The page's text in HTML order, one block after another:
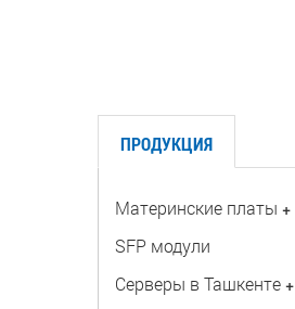
ПРОДУКЦИЯ
Материнские платы +
SFP модули
Серверы в Ташкенте +